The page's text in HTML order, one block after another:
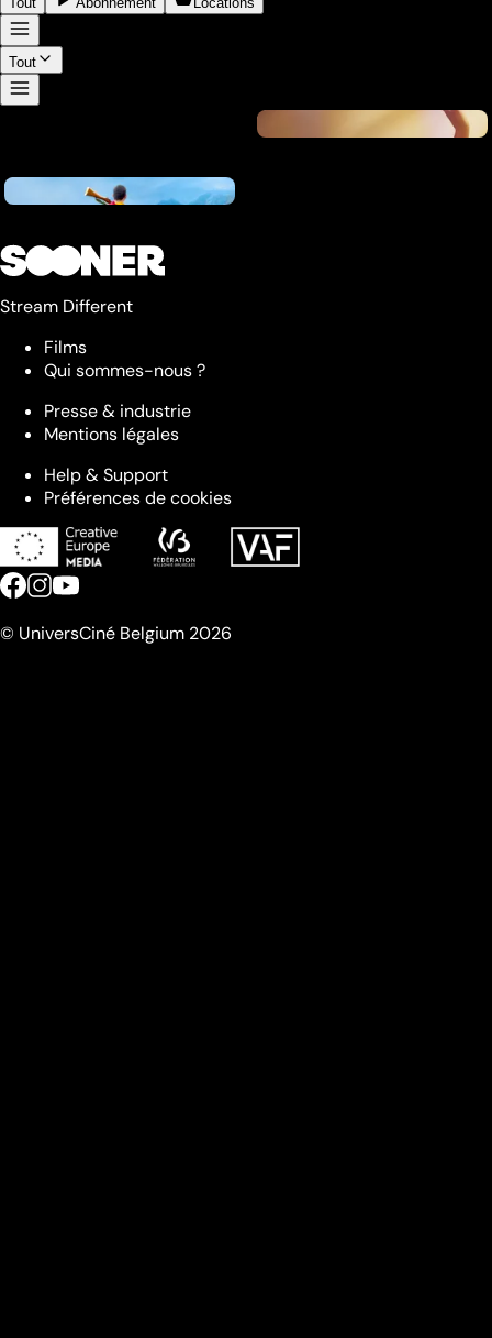
Tout
Stream Different
Films
Qui sommes-nous ?
Presse & industrie
Mentions légales
Help & Support
Préférences de cookies
© UniversCiné Belgium 2026